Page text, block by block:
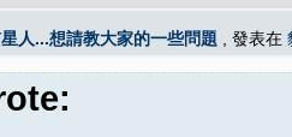
人...想請教大家的一些問題 , 發表在